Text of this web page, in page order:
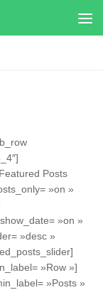
Posts
»on »
»on »
»desc »
»Row »]
»Posts »